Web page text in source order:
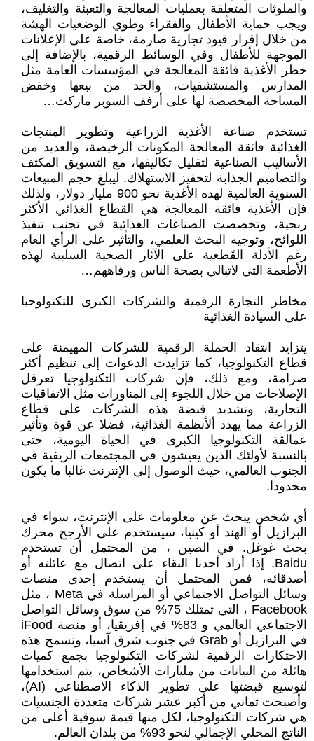
والملوثات المتعلقة بعمليات المعالجة والتعبئة والتغليف،
ويجب حماية الأطفال والفقراء وطوي الوضعيات الهشة
من خلال إقرار قيود تجارية صارمة، خاصة على الإعلانات
الموجهة للأطفال وفي الوسائط الرقمية، بالإضافة إلى
حظر الأغذية فائقة المعالجة في المؤسسات العامة مثل
المدارس والمستشفيات، والحد من بيعها وخفض
المساحة المخصصة لها على أرفف السوبر ماركت…
تستخدم صناعة الأغذية الزراعية وتطوير المنتجات
الغذائية فائقة المعالجة المكونات الرخيصة، والعديد من
الأساليب الصناعية لتقليل تكاليفها، مع التسويق المكثف
والتصاميم الجذابة لتحفيز الاستهلاك. ليبلغ حجم المبيعات
السنوية العالمية لهذه الأغذية نحو 900 مليار دولار، ولذلك
فإن الأغذية فائقة المعالجة هي القطاع الغذائي الأكثر
ربحية، وتخصصت الصناعات الغذائية في تجنب تنفيذ
اللوائح، وتوجيه البحث العلمي، والتأثير على الرأي العام
رغم الأدلة القَطعية على الآثار الصحية السلبية لهذه
الأطعمة التي لاتبالي بصحة الناس ورفاههم…
مخاطر التجارة الرقمية والشركات الكبرى للتكنولوجيا
على السيادة الغذائية
يتزايد انتقاد الحملة الرقمية للشركات المهيمنة على
قطاع التكنولوجيا، كما تزايدت الدعوات إلى تنظيم أكثر
صرامة، ومع ذلك، فإن شركات التكنولوجيا تعرقل
الإصلاحات من خلال اللجوء إلى المناورات مثل الاتفاقيات
التجارية، وتشديد قبضة هذه الشركات على قطاع
الزراعة مما يهدد ألأنظمة الغذائية، فضلا عن قوة وتأثير
عمالقة التكنولوجيا الكبرى في الحياة اليومية، حتى
بالنسبة لأولئك الذين يعيشون في المجتمعات الريفية في
الجنوب العالمي، حيث الوصول إلى الإنترنت غالبا ما يكون
محدودا.
أي شخص يبحث عن معلومات على الإنترنت، سواء في
البرازيل أو الهند أو كينيا، سيستخدم على الأرجح محرك
بحث غوغل. في الصين ، من المحتمل أن تستخدم
Baidu. إذا أراد أحدنا البقاء على اتصال مع عائلته أو
أصدقائه، فمن المحتمل أن يستخدم إحدى منصات
وسائل التواصل الاجتماعي أو المراسلة في Meta ، مثل
Facebook ، التي تمتلك 75% من سوق وسائل التواصل
الاجتماعي العالمي و 83% في إفريقيا، أو منصة iFood
في البرازيل أو Grab في جنوب شرق آسيا، وتسمح هذه
الاحتكارات الرقمية لشركات التكنولوجيا بجمع كميات
هائلة من البيانات من مليارات الأشخاص، يتم استخدامها
لتوسيع قبضتها على تطوير الذكاء الاصطناعي (AI)،
وأصبحت ثماني من أكبر عشر شركات متعددة الجنسيات
هي شركات التكنولوجيا، لكل منها قيمة سوقية أعلى من
الناتج المحلي الإجمالي لنحو 93% من بلدان العالم.